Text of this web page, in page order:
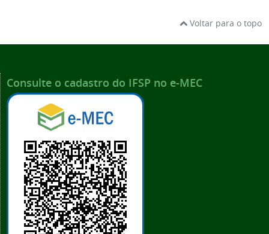
Voltar para o topo
Consulte o cadastro do IFSP no e-MEC